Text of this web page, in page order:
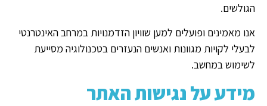
הגולשים.
אנו מאמינים ופועלים למען שוויון הזדמנויות במרחב האינטרנטי
לבעלי לקויות מגוונות ואנשים הנעזרים בטכנולוגיה מסייעת
לשימוש במחשב.
מידע על נגישות האתר